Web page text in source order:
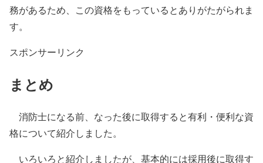
務があるため、この資格をもっているとありがたがられま
す。
スポンサーリンク
まとめ
消防士になる前、なった後に取得すると有利・便利な資
格について紹介しました。
いろいろと紹介しましたが、基本的には採用後に取得す